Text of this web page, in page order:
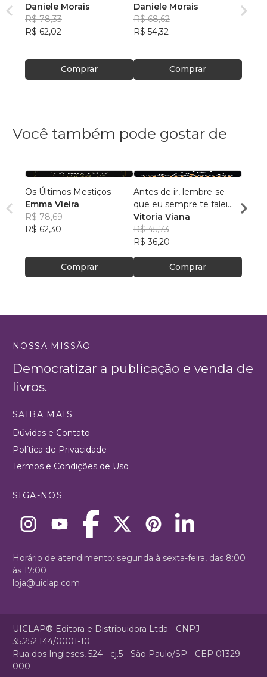
Daniele Morais
R$ 78,33
R$ 62,02
Comprar
Daniele Morais
R$ 68,62
R$ 54,32
Comprar
Você também pode gostar de
Os Últimos Mestiços
Emma Vieira
R$ 78,69
R$ 62,30
Comprar
Antes de ir, lembre-se
que eu sempre te falei
que seria amor
Vitoria Viana
R$ 45,73
R$ 36,20
Comprar
Lu
NOSSA MISSÃO
Democratizar a publicação e venda de
livros.
SAIBA MAIS
Dúvidas e Contato
Política de Privacidade
Termos e Condições de Uso
SIGA-NOS
Horário de atendimento: segunda à sexta-feira, das 8:00
às 17:00
loja@uiclap.com
UICLAP® Editora e Distribuidora Ltda - CNPJ
35.252.144/0001-10
Rua dos Ingleses, 524 - cj.5 - São Paulo/SP - CEP 01329-
000